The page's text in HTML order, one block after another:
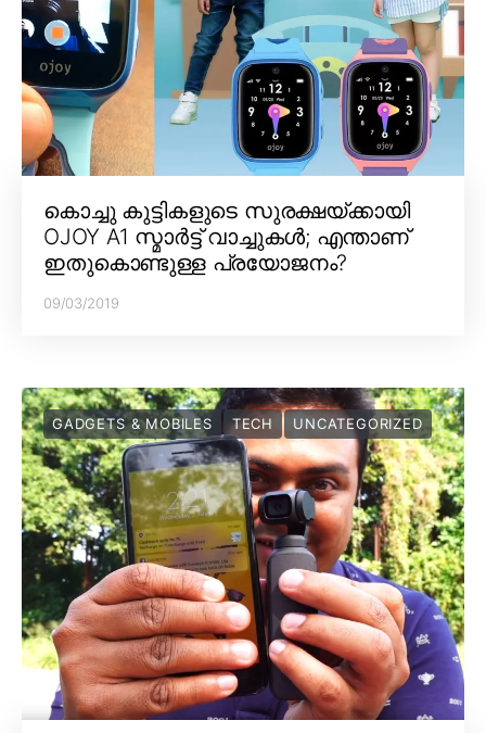
കൊച്ചു കുട്ടികളുടെ സുരക്ഷയ്ക്കായി
OJOY A1 സ്മാർട്ട് വാച്ചുകൾ; എന്താണ്
ഇതുകൊണ്ടുള്ള പ്രയോജനം?
09/03/2019
GADGETS & MOBILES TECH UNCATEGORIZED